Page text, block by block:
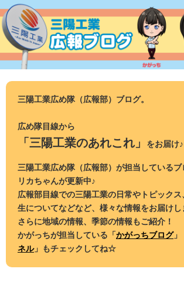
ン
テ
ツ
三陽工業広め隊（広報部）ブログ。
広め隊目線から
「三陽工業のあれこれ」 をお届け♪
三陽工業広め隊（広報部）が担当している
リカちゃんが更新中♪
広報部目線での三陽工業の日常やトピック
生についてなどなど、様々な情報をお届けし
さらに地域の情報、季節の情報もご紹介！
かがっちが担当している「かがっちブログ」
ネル」もチェックしてね☆